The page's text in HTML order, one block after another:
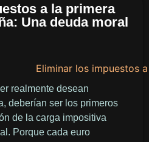
a la primera
Una deuda moral
realmente desean
deberían ser los primeros
de la carga impositiva
Porque cada euro